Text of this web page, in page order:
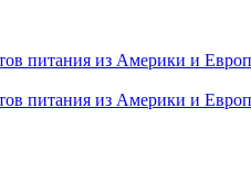
питания из Америки и
питания из Америки и